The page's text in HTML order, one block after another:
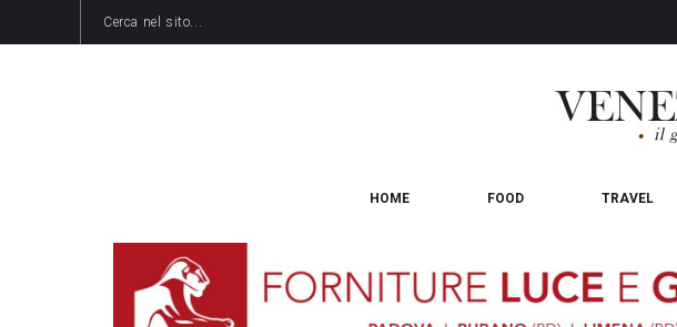
HOME FOOD TRAVEL